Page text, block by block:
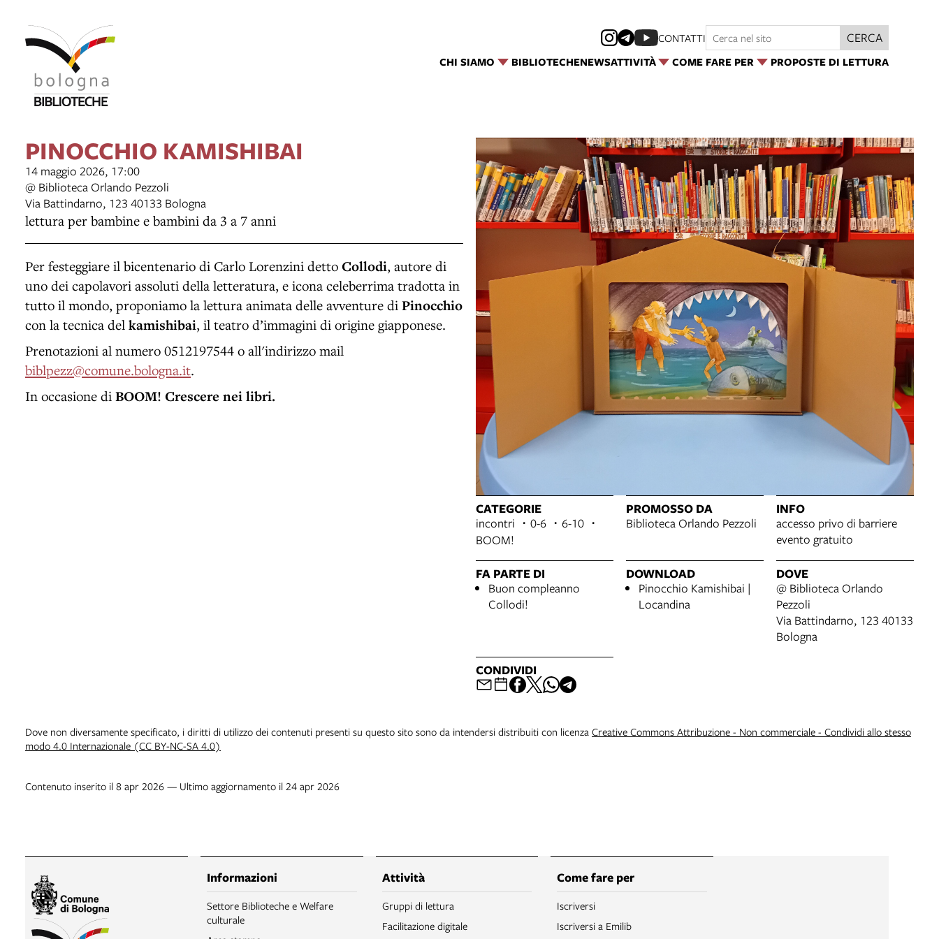
CHI SIAMO BIBLIOTECHENEWSATTIVITÀ COME FARE PER PROPOSTE DI LETTURA
CONTATTI CERCA
PINOCCHIO KAMISHIBAI
14 maggio 2026, 17:00
@ Biblioteca Orlando Pezzoli
Via Battindarno, 123 40133 Bologna
lettura per bambine e bambini da 3 a 7 anni
Per festeggiare il bicentenario di Carlo Lorenzini detto Collodi, autore di
uno dei capolavori assoluti della letteratura, e icona celeberrima tradotta in
tutto il mondo, proponiamo la lettura animata delle avventure di Pinocchio
con la tecnica del kamishibai, il teatro d’immagini di origine giapponese.
Prenotazioni al numero 0512197544 o all'indirizzo mail
biblpezz@comune.bologna.it.
In occasione di BOOM! Crescere nei libri.
CATEGORIE
incontri
0-6
6-10
BOOM!
PROMOSSO DA
Biblioteca Orlando Pezzoli
INFO
accesso privo di barriere
evento gratuito
FA PARTE DI
Buon compleanno
Collodi!
DOWNLOAD
Pinocchio Kamishibai |
Locandina
DOVE
@ Biblioteca Orlando
Pezzoli
Via Battindarno, 123 40133
Bologna
CONDIVIDI
Dove non diversamente specificato, i diritti di utilizzo dei contenuti presenti su questo sito sono da intendersi distribuiti con licenza Creative Commons Attribuzione - Non commerciale - Condividi allo stesso
modo 4.0 Internazionale (CC BY-NC-SA 4.0)
Contenuto inserito il 8 apr 2026 — Ultimo aggiornamento il 24 apr 2026
Informazioni
Settore Biblioteche e Welfare
culturale
Attività
Gruppi di lettura
Facilitazione digitale
Come fare per
Iscriversi
Iscriversi a Emilib